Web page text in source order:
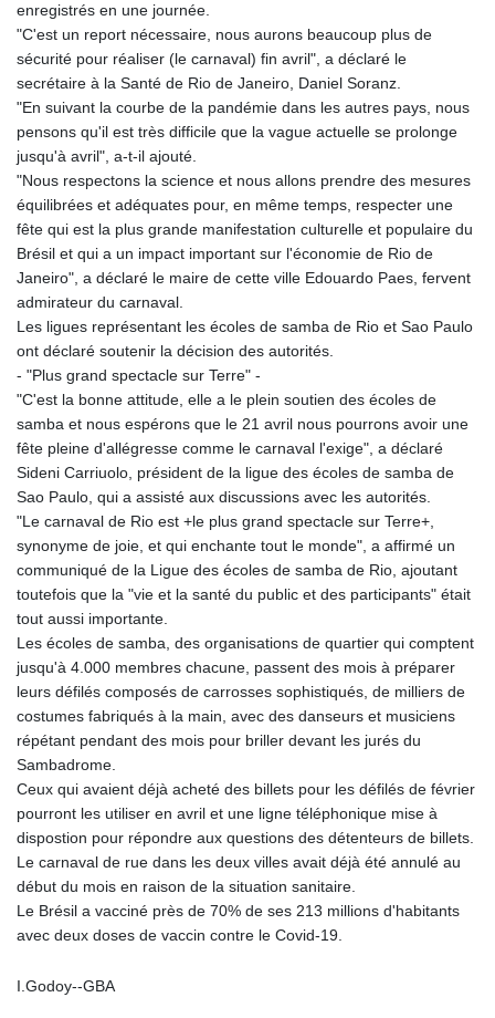
enregistrés en une journée.
"C'est un report nécessaire, nous aurons beaucoup plus de
sécurité pour réaliser (le carnaval) fin avril", a déclaré le
secrétaire à la Santé de Rio de Janeiro, Daniel Soranz.
"En suivant la courbe de la pandémie dans les autres pays, nous
pensons qu'il est très difficile que la vague actuelle se prolonge
jusqu'à avril", a-t-il ajouté.
"Nous respectons la science et nous allons prendre des mesures
équilibrées et adéquates pour, en même temps, respecter une
fête qui est la plus grande manifestation culturelle et populaire du
Brésil et qui a un impact important sur l'économie de Rio de
Janeiro", a déclaré le maire de cette ville Edouardo Paes, fervent
admirateur du carnaval.
Les ligues représentant les écoles de samba de Rio et Sao Paulo
ont déclaré soutenir la décision des autorités.
- "Plus grand spectacle sur Terre" -
"C'est la bonne attitude, elle a le plein soutien des écoles de
samba et nous espérons que le 21 avril nous pourrons avoir une
fête pleine d'allégresse comme le carnaval l'exige", a déclaré
Sideni Carriuolo, président de la ligue des écoles de samba de
Sao Paulo, qui a assisté aux discussions avec les autorités.
"Le carnaval de Rio est +le plus grand spectacle sur Terre+,
synonyme de joie, et qui enchante tout le monde", a affirmé un
communiqué de la Ligue des écoles de samba de Rio, ajoutant
toutefois que la "vie et la santé du public et des participants" était
tout aussi importante.
Les écoles de samba, des organisations de quartier qui comptent
jusqu'à 4.000 membres chacune, passent des mois à préparer
leurs défilés composés de carrosses sophistiqués, de milliers de
costumes fabriqués à la main, avec des danseurs et musiciens
répétant pendant des mois pour briller devant les jurés du
Sambadrome.
Ceux qui avaient déjà acheté des billets pour les défilés de février
pourront les utiliser en avril et une ligne téléphonique mise à
dispostion pour répondre aux questions des détenteurs de billets.
Le carnaval de rue dans les deux villes avait déjà été annulé au
début du mois en raison de la situation sanitaire.
Le Brésil a vacciné près de 70% de ses 213 millions d'habitants
avec deux doses de vaccin contre le Covid-19.
I.Godoy--GBA